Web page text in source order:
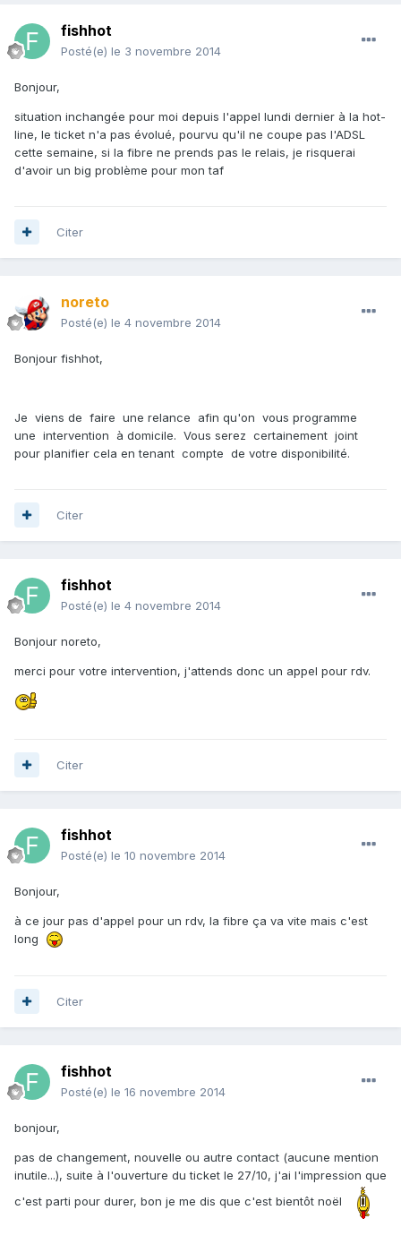
fishhot
Posté(e) le 3 novembre 2014
Bonjour,
situation inchangée pour moi depuis l'appel lundi dernier à la hot-
line, le ticket n'a pas évolué, pourvu qu'il ne coupe pas l'ADSL
cette semaine, si la fibre ne prends pas le relais, je risquerai
d'avoir un big problème pour mon taf
Citer
noreto
Posté(e) le 4 novembre 2014
Bonjour fishhot,
Je viens de faire une relance afin qu'on vous programme
une intervention à domicile. Vous serez certainement joint
pour planifier cela en tenant compte de votre disponibilité.
Citer
fishhot
Posté(e) le 4 novembre 2014
Bonjour noreto,
merci pour votre intervention, j'attends donc un appel pour rdv.
Citer
fishhot
Posté(e) le 10 novembre 2014
Bonjour,
à ce jour pas d'appel pour un rdv, la fibre ça va vite mais c'est
long
Citer
fishhot
Posté(e) le 16 novembre 2014
bonjour,
pas de changement, nouvelle ou autre contact (aucune mention
inutile...), suite à l'ouverture du ticket le 27/10, j'ai l'impression que
c'est parti pour durer, bon je me dis que c'est bientôt noël